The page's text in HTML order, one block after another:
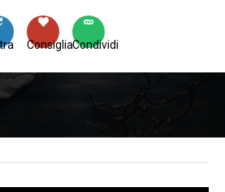
Condividi
Consiglia